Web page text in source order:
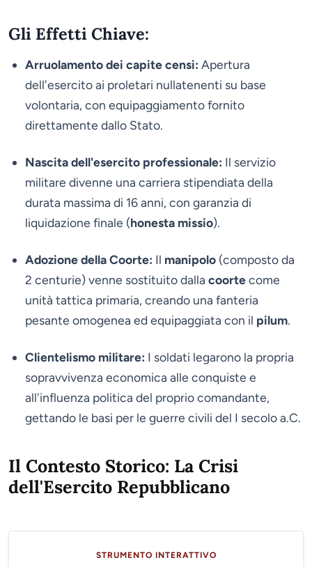
Gli Effetti Chiave:
Arruolamento dei capite censi: Apertura
dell'esercito ai proletari nullatenenti su base
volontaria, con equipaggiamento fornito
direttamente dallo Stato.
Nascita dell'esercito professionale: Il servizio
militare divenne una carriera stipendiata della
durata massima di 16 anni, con garanzia di
liquidazione finale (honesta missio).
Adozione della Coorte: Il manipolo (composto da
2 centurie) venne sostituito dalla coortecome
unità tattica primaria, creando una fanteria
pesante omogenea ed equipaggiata con il pilum.
Clientelismo militare: I soldati legarono la propria
sopravvivenza economica alle conquiste e
all'influenza politica del proprio comandante,
gettando le basi per le guerre civili del I secolo a.C.
Il Contesto Storico: La Crisi
dell'Esercito Repubblicano
STRUMENTO INTERATTIVO